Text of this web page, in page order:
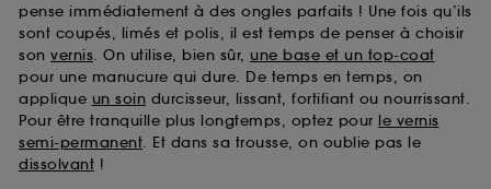
pense immédiatement à des ongles parfaits ! Une fois qu’ils
sont coupés, limés et polis, il est temps de penser à choisir
son vernis. On utilise, bien sûr, une base et un top-coat
pour une manucure qui dure. De temps en temps, on
applique un soin durcisseur, lissant, fortifiant ou nourrissant.
Pour être tranquille plus longtemps, optez pour le vernis
semi-permanent. Et dans sa trousse, on oublie pas le
dissolvant !